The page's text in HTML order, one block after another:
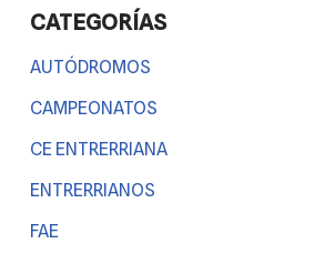
CATEGORÍAS
AUTÓDROMOS
CAMPEONATOS
CE ENTRERRIANA
ENTRERRIANOS
FAE